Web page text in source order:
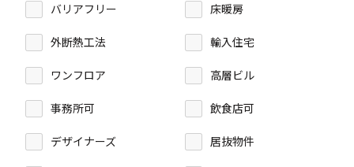
バリアフリー 床暖房
外断熱工法 輸入住宅
ワンフロア 高層ビル
事務所可 飲食店可
デザイナーズ 居抜物件